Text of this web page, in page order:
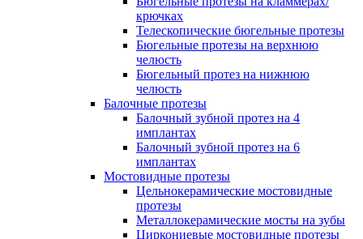
крючках
Телескопические бюгельные протезы
Бюгельные протезы на верхнюю
челюсть
Бюгельный протез на нижнюю
челюсть
Балочные протезы
Балочный зубной протез на 4
имплантах
Балочный зубной протез на 6
имплантах
Мостовидные протезы
Цельнокерамические мостовидные
протезы
Металлокерамические мосты на зубы
Циркониевые мостовидные протезы